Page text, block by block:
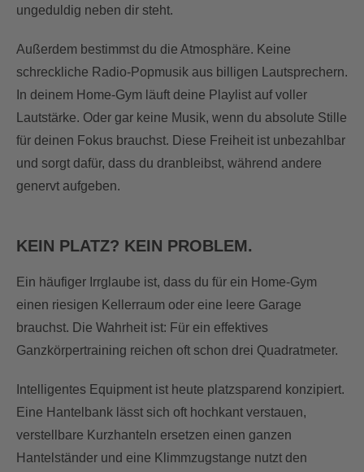
ungeduldig neben dir steht.
Außerdem bestimmst du die Atmosphäre. Keine
schreckliche Radio-Popmusik aus billigen Lautsprechern.
In deinem Home-Gym läuft deine Playlist auf voller
Lautstärke. Oder gar keine Musik, wenn du absolute Stille
für deinen Fokus brauchst. Diese Freiheit ist unbezahlbar
und sorgt dafür, dass du dranbleibst, während andere
genervt aufgeben.
KEIN PLATZ? KEIN PROBLEM.
Ein häufiger Irrglaube ist, dass du für ein Home-Gym
einen riesigen Kellerraum oder eine leere Garage
brauchst. Die Wahrheit ist: Für ein effektives
Ganzkörpertraining reichen oft schon drei Quadratmeter.
Intelligentes Equipment ist heute platzsparend konzipiert.
Eine Hantelbank lässt sich oft hochkant verstauen,
verstellbare Kurzhanteln ersetzen einen ganzen
Hantelständer und eine Klimmzugstange nutzt den